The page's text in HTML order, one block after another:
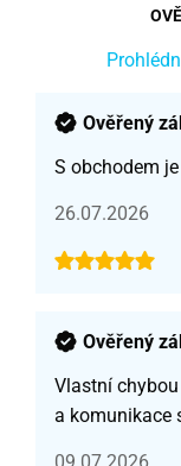
Ověřený
S obchodem
26.07.2026
Ověřený
Vlastní
a komunikace